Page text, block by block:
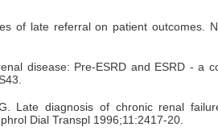
of late referral on patient outcomes.
disease: Pre-ESRD and ESRD - a
Late diagnosis of chronic renal
Dial Transpl 1996;11:2417-20.